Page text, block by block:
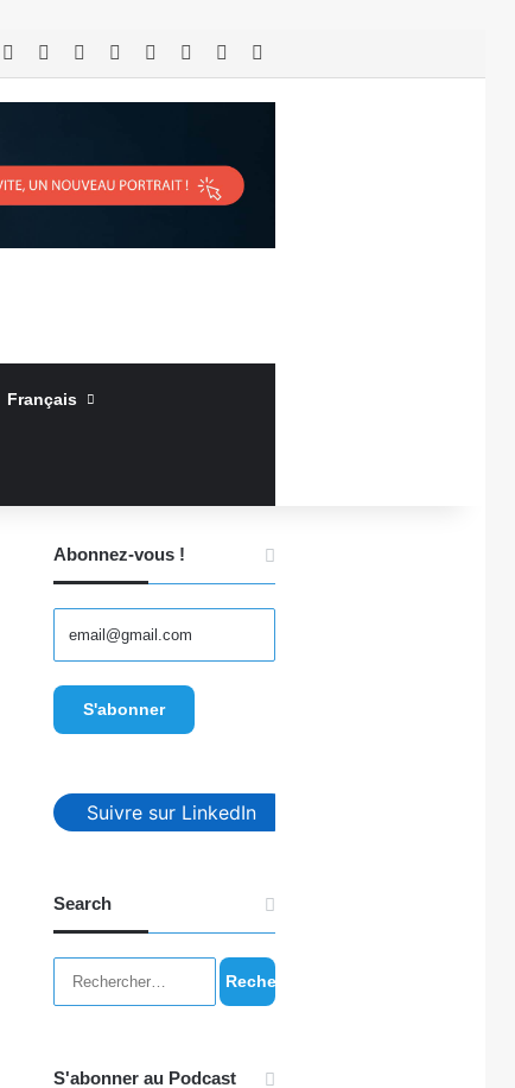
RSS Facebook LinkedinYouTubeConnexionArticle Aléatoire
Français
Abonnez-vous !
Suivre sur LinkedIn
Search
Rechercher :
S'abonner au Podcast